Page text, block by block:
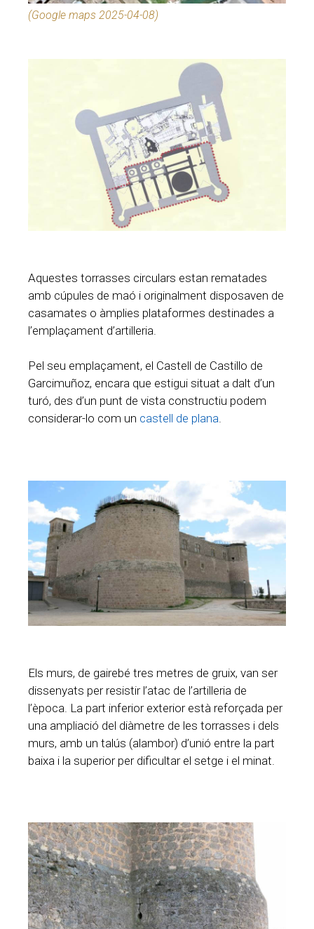
(Google maps 2025-04-08)
Aquestes torrasses circulars estan rematades
amb cúpules de maó i originalment disposaven de
casamates o àmplies plataformes destinades a
l’emplaçament d’artilleria.
Pel seu emplaçament, el Castell de Castillo de
Garcimuñoz, encara que estigui situat a dalt d’un
turó, des d’un punt de vista constructiu podem
considerar-lo com un castell de plana.
Els murs, de gairebé tres metres de gruix, van ser
dissenyats per resistir l’atac de l’artilleria de
l’època. La part inferior exterior està reforçada per
una ampliació del diàmetre de les torrasses i dels
murs, amb un talús (alambor) d’unió entre la part
baixa i la superior per dificultar el setge i el minat.